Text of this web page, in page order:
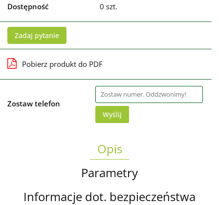
Dostępność 0 szt.
Zadaj pytanie
Pobierz produkt do PDF
Zostaw telefon
Wyślij
Opis
Parametry
Informacje dot. bezpieczeństwa